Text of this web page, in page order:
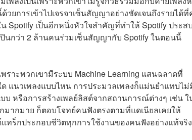
ยการเข้าไปเจรจาเซ็นสัญญาอย่างชัดเจนถึงรายได้ที่
Spotify เป็นอีกหนึ่งหัวใจสำคัญที่ทำให้ Spotify ประสบ
นกว่า 2 ล้านคนร่วมเซ็นสัญญากับ Spotify ในตอนนี้
ราะพวกเขามีระบบ Machine Learning แสนฉลาดที่
แนวเพลงแบบไหน การประมวลเพลงก็แม่นยำแทบไ
บ หรือการสร้างเพลย์ลิสต์จากสถานการณ์ต่างๆ เช่น ใ
มากมาย ก็ตอบโจทย์คนฟังตรงตามที่แดเนียลเคยให้
ทร็กประกอบชีวิตทุกการใช้งานของคนฟังอย่างแท้จริง